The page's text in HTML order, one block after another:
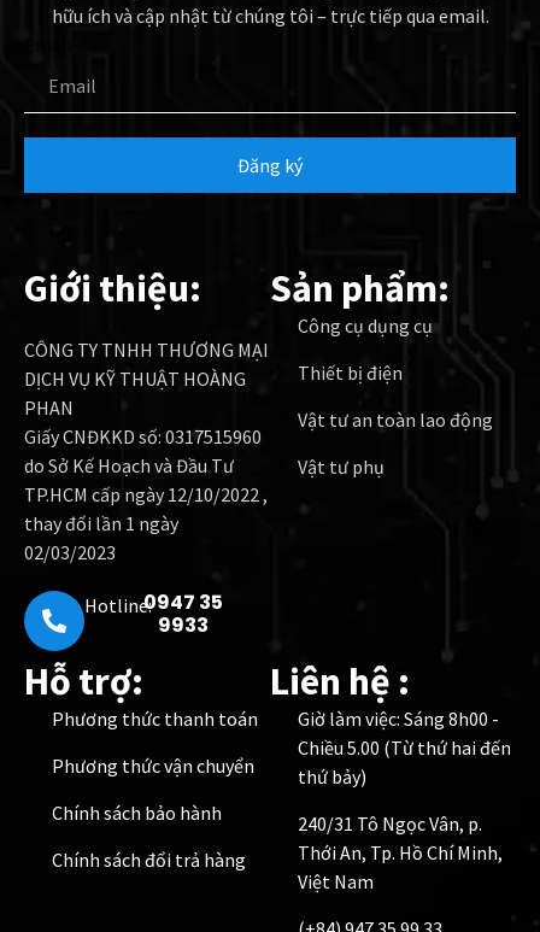
hữu ích và cập nhật từ chúng tôi – trực tiếp qua email.
Đăng ký
Giới thiệu:
CÔNG TY TNHH THƯƠNG MẠI
DỊCH VỤ KỸ THUẬT HOÀNG
PHAN
Giấy CNĐKKD số: 0317515960
do Sở Kế Hoạch và Đầu Tư
TP.HCM cấp ngày 12/10/2022 ,
thay đổi lần 1 ngày
02/03/2023
Hotline:0947 35
9933
Sản phẩm:
Công cụ dụng cụ
Thiết bị điện
Vật tư an toàn lao động
Vật tư phụ
Hỗ trợ:
Phương thức thanh toán
Phương thức vận chuyển
Chính sách bảo hành
Chính sách đổi trả hàng
Liên hệ :
Giờ làm việc: Sáng 8h00 -
Chiều 5.00 (Từ thứ hai đến
thứ bảy)
240/31 Tô Ngọc Vân, p.
Thới An, Tp. Hồ Chí Minh,
Việt Nam